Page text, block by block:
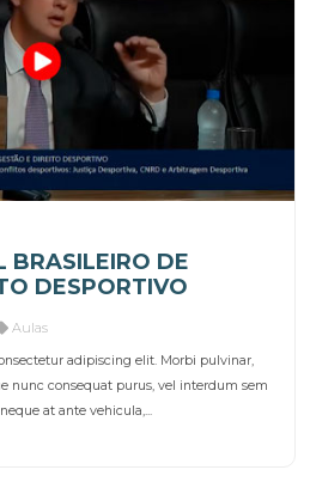
BRASILEIRO DE
DESPORTIVO
Aulas
adipiscing elit. Morbi pulvinar,
nunc consequat purus, vel interdum sem
at ante vehicula,...